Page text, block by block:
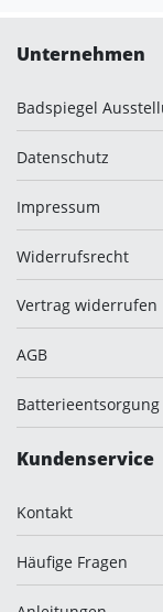
Unternehmen
Badspiegel
Datenschutz
Impressum
Widerrufsrecht
Vertrag widerrufen
AGB
Batterieentsorgung
Kundenservice
Kontakt
Häufige Fragen